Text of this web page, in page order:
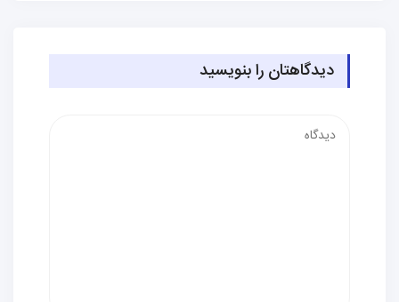
دیدگاهتان را بنویسید